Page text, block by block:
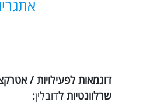
דוגמאות לפעילויות /
שרלוונטיות לדובלין: